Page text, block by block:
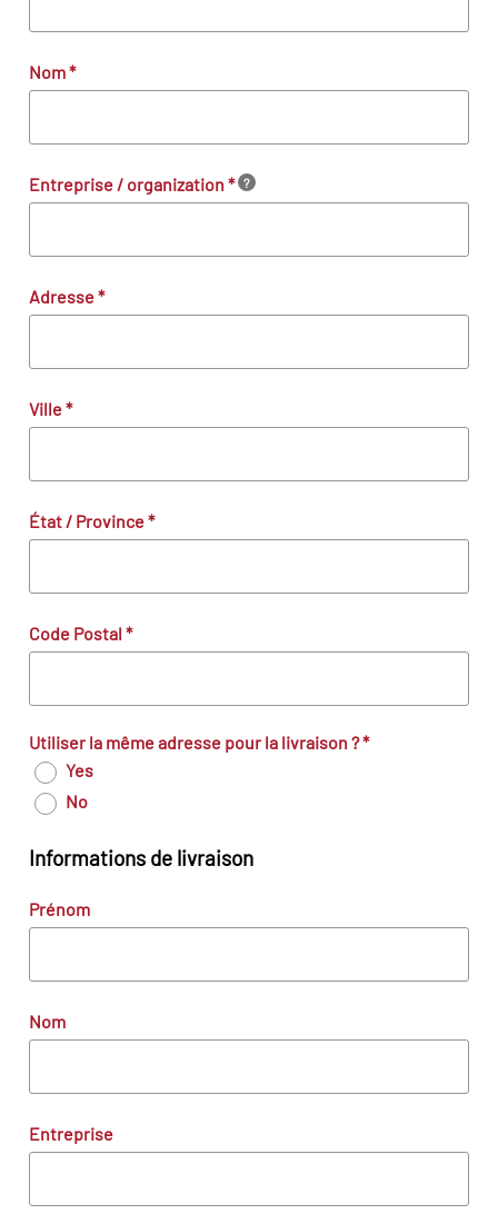
Nom*
Entreprise / organization * ?
Adresse*
Ville*
État / Province*
Code Postal *
Utiliser la même adresse pour la livraison ?*
Yes
No
Informations de livraison
Prénom
Nom
Entreprise